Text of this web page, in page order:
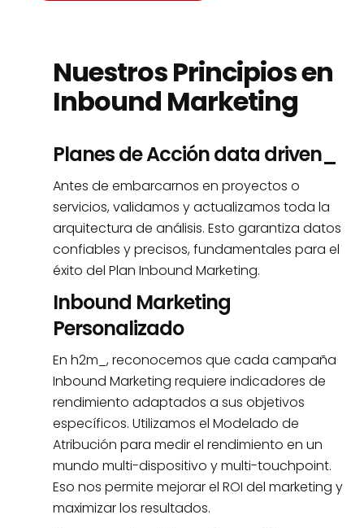
Nuestros Principios en
Inbound Marketing
Planes de Acción data driven_
Antes de embarcarnos en proyectos o
servicios, validamos y actualizamos toda la
arquitectura de análisis. Esto garantiza datos
confiables y precisos, fundamentales para el
éxito del Plan Inbound Marketing.
Inbound Marketing
Personalizado
En h2m_, reconocemos que cada campaña
Inbound Marketing requiere indicadores de
rendimiento adaptados a sus objetivos
específicos. Utilizamos el Modelado de
Atribución para medir el rendimiento en un
mundo multi-dispositivo y multi-touchpoint.
Eso nos permite mejorar el ROI del marketing y
maximizar los resultados.